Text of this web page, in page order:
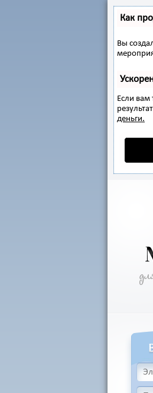
Как
Вы
Если вам
деньги.